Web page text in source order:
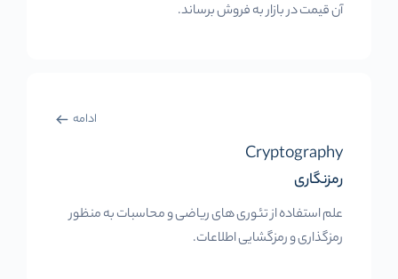
آن قیمت در بازار به فروش برساند.
ادامه
Cryptography
رمزنگاری
علم استفاده از تئوری های ریاضی و محاسبات به منظور
رمزگذاری و رمزگشایی اطلاعات.